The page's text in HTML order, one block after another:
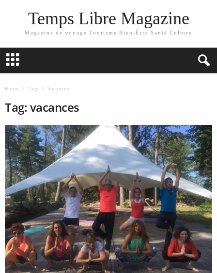
Temps Libre Magazine
Magazine de voyage Tourisme Bien-Être Santé Culture
Home Tags Vacances
Tag: vacances